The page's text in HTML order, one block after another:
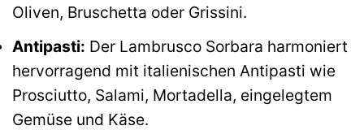
Oliven, Bruschetta oder Grissini.
Antipasti: Der Lambrusco Sorbara harmoniert
hervorragend mit italienischen Antipasti wie
Prosciutto, Salami, Mortadella, eingelegtem
Gemüse und Käse.